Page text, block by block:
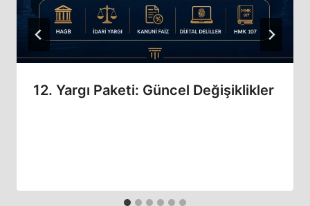
12. Yargı Paketi: Güncel Değişiklikler